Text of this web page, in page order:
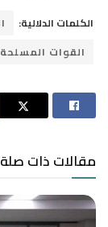
الكلمات الدلالية:
القوات المسلحة
مقالات ذات صلة